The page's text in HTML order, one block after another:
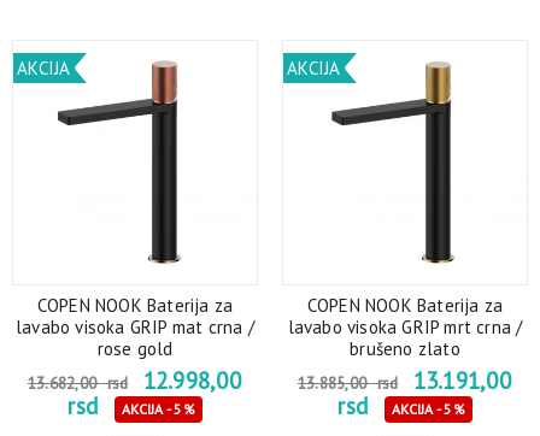
AKCIJA
COPEN NOOK Baterija za
lavabo visoka GRIP mat crna /
rose gold
13.682,00rsd
12.998,00
rsd
AKCIJA - 5%
AKCIJA
COPEN NOOK Baterija za
lavabo visoka GRIP mrt crna /
brušeno zlato
13.885,00rsd
13.191,00
rsd
AKCIJA - 5%